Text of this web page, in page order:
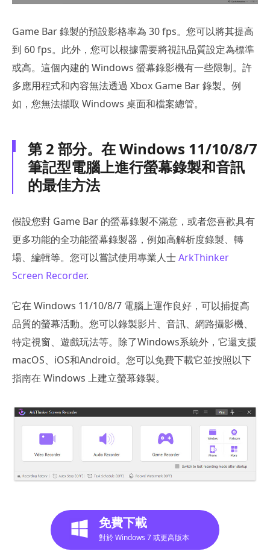
Game Bar 錄製的預設影格率為 30 fps。您可以將其提高
到 60 fps。此外，您可以根據需要將視訊品質設定為標準
或高。這個內建的 Windows 螢幕錄影機有一些限制。許
多應用程式和內容無法透過 Xbox Game Bar 錄製。例
如，您無法擷取 Windows 桌面和檔案總管。
第 2 部分。在 Windows 11/10/8/7
筆記型電腦上進行螢幕錄製和音訊
的最佳方法
假設您對 Game Bar 的螢幕錄製不滿意，或者您喜歡具有
更多功能的全功能螢幕錄製器，例如高解析度錄製、轉
場、編輯等。您可以嘗試使用專業人士ArkThinker
Screen Recorder.
它在 Windows 11/10/8/7 電腦上運作良好，可以捕捉高
品質的螢幕活動。您可以錄製影片、音訊、網路攝影機、
特定視窗、遊戲玩法等。除了Windows系統外，它還支援
macOS、iOS和Android。您可以免費下載它並按照以下
指南在 Windows 上建立螢幕錄製。
免費下載
對於 Windows 7 或更高版本